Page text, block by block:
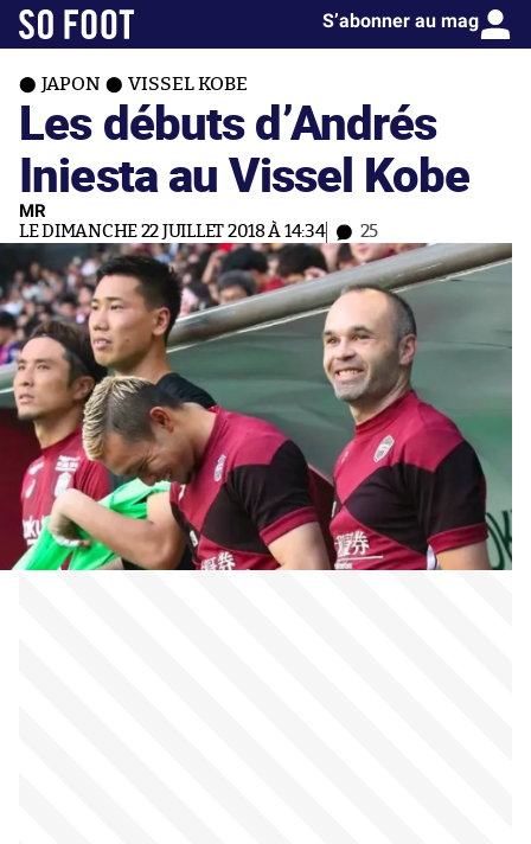
S’abonner au mag
JAPON VISSEL KOBE
Les débuts d’Andrés
Iniesta au Vissel Kobe
MR
LE DIMANCHE 22 JUILLET 2018 À 14:34 25